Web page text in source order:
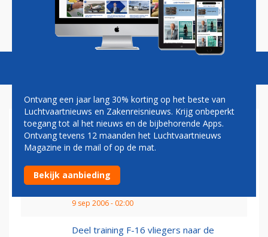
Magazine Podcasts Vacatures
MILITAIR
Nederlandse F-16's overgedragen aan
Chili
9 sep 2006 - 02:00
Deel training F-16 vliegers naar de
Ontvang een jaar lang 30% korting op het beste van
Luchtvaartnieuws en Zakenreisnieuws. Krijg onbeperkt
toegang tot al het nieuws en de bijbehorende Apps.
Ontvang tevens 12 maanden het Luchtvaartnieuws
Magazine in de mail of op de mat.
Bekijk aanbieding